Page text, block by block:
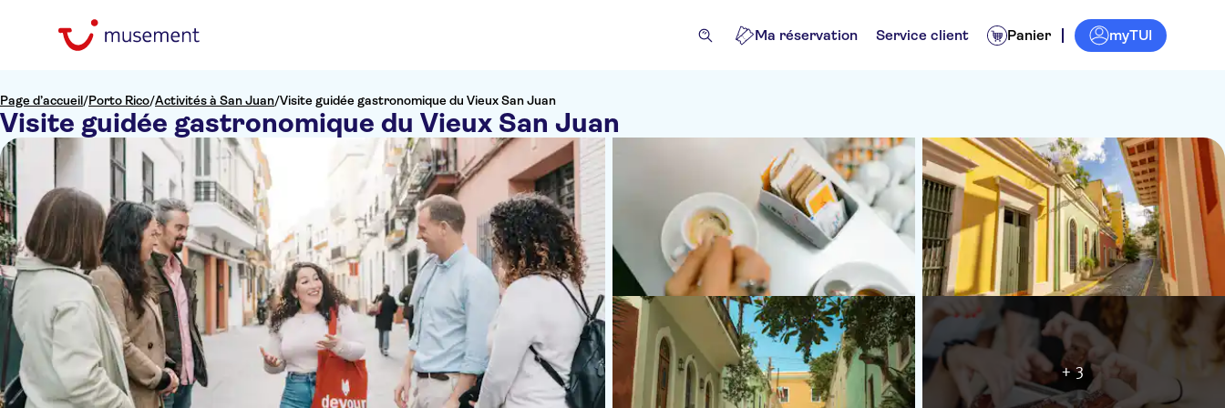
Ma réservation Service client Panier myTUI
Page d’accueil/Porto Rico/Activités à San Juan/Visite guidée gastronomique du Vieux San Juan
Visite guidée gastronomique du Vieux San Juan
+ 3